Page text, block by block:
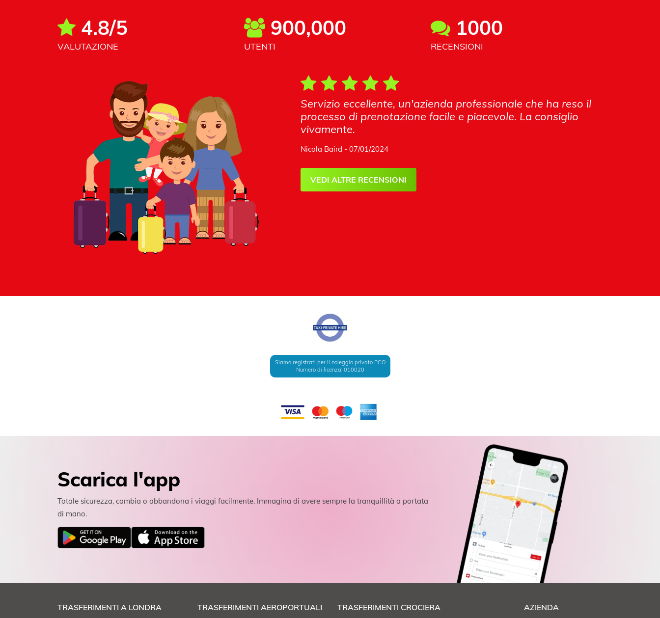
4.8/5
VALUTAZIONE
900,000
UTENTI
1000
RECENSIONI
Servizio eccellente, un'azienda professionale che ha reso il
processo di prenotazione facile e piacevole. La consiglio
vivamente.
Nicola Baird - 07/01/2024
VEDI ALTRE RECENSIONI
Siamo registrati per il noleggio privato PCO
Numero di licenza: 010020
Scarica l'app
Totale sicurezza, cambia o abbandona i viaggi facilmente. Immagina di avere sempre la tranquillità a portata
di mano.
TRASFERIMENTI A LONDRA TRASFERIMENTI AEROPORTUALI TRASFERIMENTI CROCIERA AZIENDA